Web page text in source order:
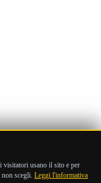
visitatori usano il sito e per
scegli. Leggi l'informativa